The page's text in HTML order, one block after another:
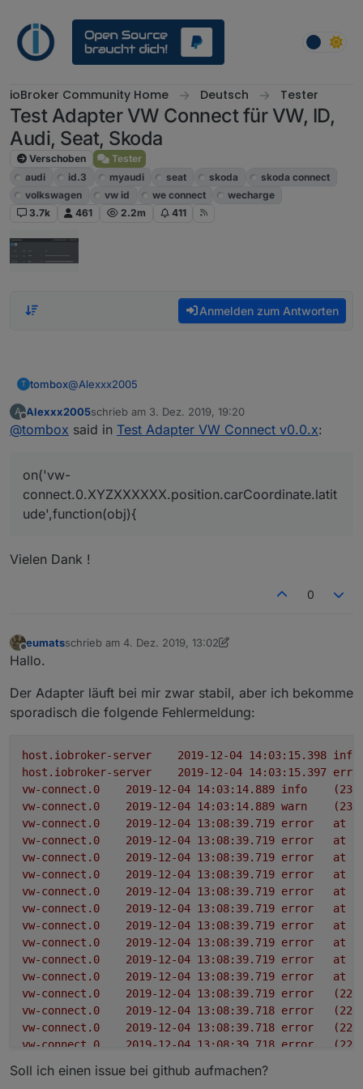
ioBroker Community Home Deutsch Tester
Test Adapter VW Connect für VW, ID,
Audi, Seat, Skoda
Verschoben
Tester
audi
id.3 myaudi seat skoda
skoda connect
volkswagen
vw id we connect
wecharge
3.7k
461 2.2m 411
Anmelden zum Antworten
T tombox@Alexxx2005
on('vw-
setState("latitude", obj.state.val /
A
Offline
Alexxx2005schrieb am 3. Dez. 2019, 19:20
zuletzt editiert von
@tombox said in Test Adapter VW Connect v0.0.x:
on('vw-
connect.0.XYZXXXXXX.position.carCoordinate.latit
ude',function(obj){
Vielen Dank !
0
Offline
eumatsschrieb am 4. Dez. 2019, 13:02
zuletzt editiert von eumats12. Apr. 2019, 14:35
Hallo.
Der Adapter läuft bei mir zwar stabil, aber ich bekomme
sporadisch die folgende Fehlermeldung:
host.iobroker-server
info
host.iobroker-server
vw-connect.0
info
vw-connect.0
warn
vw-connect.0
error at
vw-connect.0
error at
vw-connect.0
error at
vw-connect.0
error at
vw-connect.0
error at
vw-connect.0
error at
vw-connect.0
error at
vw-connect.0
error at
vw-connect.0
error at
vw-connect.0
error at
vw-connect.0
error
vw-connect.0
error
vw-connect.0
error
vw-connect.0
error
Soll ich einen issue bei github aufmachen?